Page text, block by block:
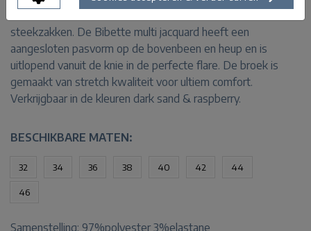
steekzakken. De Bibette multi jacquard heeft een
aangesloten pasvorm op de bovenbeen en heup en is
uitlopend vanuit de knie in de perfecte flare. De broek is
gemaakt van stretch kwaliteit voor ultiem comfort.
Verkrijgbaar in de kleuren dark sand & raspberry.
BESCHIKBARE MATEN:
32 34 36 38 40 42 44
46
Samenstelling: 97%polyester 3%elastane